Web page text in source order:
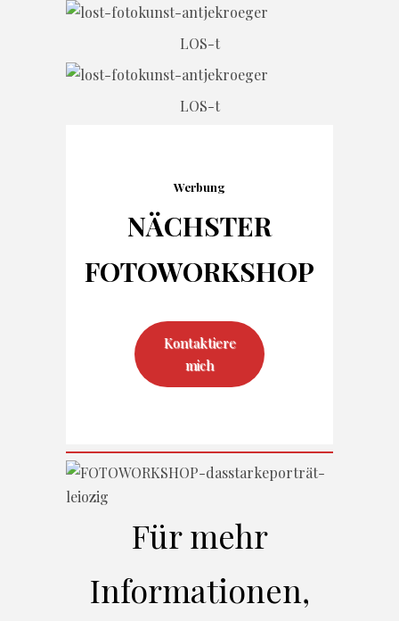
LOS-t
LOS-t
Werbung
NÄCHSTER
FOTOWORKSHOP
Kontaktiere
mich
Für mehr
Informationen,